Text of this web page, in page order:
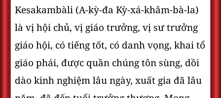
Kesakambàli (A-kỳ-đa Kỳ-xá-khâm-bà-la)
là vị hội chủ, vị giáo trưởng, vị sư trưởng
giáo hội, có tiếng tốt, có danh vọng, khai tổ
giáo phái, được quần chúng tôn sùng, dồi
dào kinh nghiệm lâu ngày, xuất gia đã lâu